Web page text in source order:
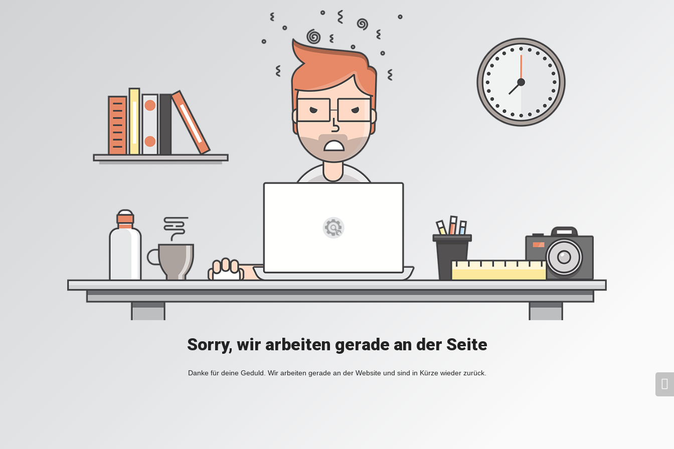
Sorry, wir arbeiten gerade an der Seite
Danke für deine Geduld. Wir arbeiten gerade an der Website und sind in Kürze wieder zurück.